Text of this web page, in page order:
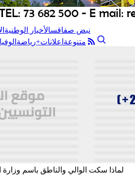
نبض صفاقسالأخبار الوطنية
متنوعة اعلانات+رياضة